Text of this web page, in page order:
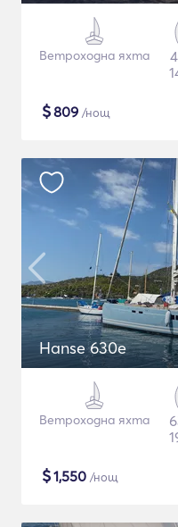
Ветроходна яхта
$809 /нощ
Hanse 630e
Ветроходна яхта
$1,550 /нощ